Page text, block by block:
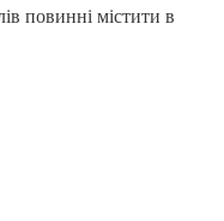
повинні містити в